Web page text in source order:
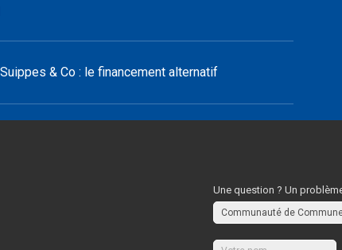
& Co : le financement alternatif
Une question ? Un